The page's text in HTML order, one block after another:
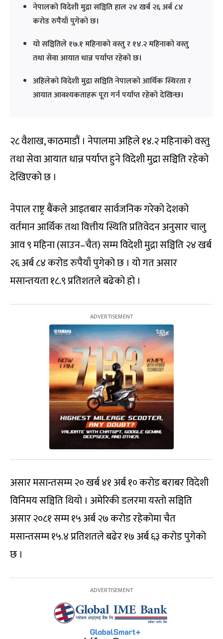
नेपालको विदेशी मुद्रा सञ्चिति हाल २४ खर्ब २६ अर्ब ८४
करोड रुपैयाँ पुगेको छ।
यो सञ्चितिले १७.१ महिनाको वस्तु र १४.२ महिनाको वस्तु
तथा सेवा आयात धान्न पर्याप्त रहेको छ।
अहिलेको विदेशी मुद्रा सञ्चिति नेपालको आर्थिक स्थिरता र
आयात आवश्यकताहरू पूरा गर्न पर्याप्त रहेको देखिन्छ।
२८ वैशाख, काठमाडौं । नेपालमा अहिले १४.२ महिनाको वस्तु
तथा सेवा आयात धान्न पर्याप्त हुने विदेशी मुद्रा सञ्चिति रहेको
देखिएको छ ।
नेपाल राष्ट्र बैंकले आइतबार सार्वजनिक गरेको देशको
वर्तमान आर्थिक तथा वित्तीय स्थिति प्रतिवेदन अनुसार चालु
आव ९ महिना (साउन–चैत) सम्म विदेशी मुद्रा सञ्चिति २४ खर्ब
२६ अर्ब ८४ करोड रुपैयाँ पुगेको छ । यो गत असार
मसान्तयता १८.९ प्रतिशतले बढेको हो ।
असार मसान्तसम्म २० खर्ब ४१ अर्ब १० करोड बराबर विदेशी
विनिमय सञ्चिति थियो । अमेरिकी डलरमा यस्तो सञ्चिति
असार २०८१ सम्म १५ अर्ब २७ करोड रहेकोमा चैत
मसान्तसम्म १५.४ प्रतिशतले बढेर १७ अर्ब ६३ करोड पुगेको
छ ।